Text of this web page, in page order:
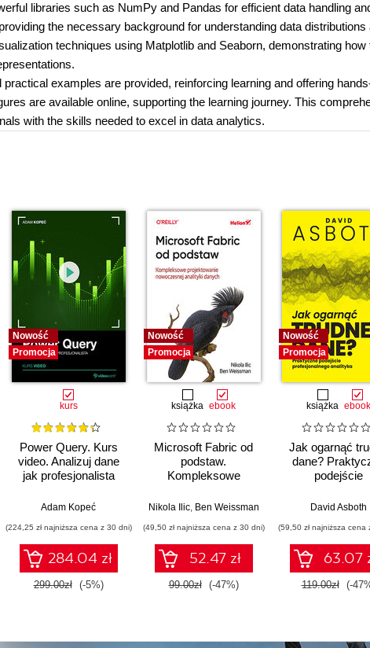
libraries such as NumPy and Pandas for efficient data handling
the necessary background for understanding data distributions
techniques using Matplotlib and Seaborn, demonstrating how
examples are provided, reinforcing learning and offering
are available online, supporting the learning journey. This
with the skills needed to excel in data analytics.
,Upom Malik, Benjamin Johnston
Nowość
Promocja
kurs
Power Query. Kurs
video. Analizuj dane
jak profesjonalista
Adam Kopeć
(224,25 zł najniższa cena z 30 dni)
284.04 zł
299.00zł (-5%)
Nowość
Promocja
książka ebook
Microsoft Fabric od
podstaw.
Kompleksowe
nowoczesnej
Nikola Ilic, Ben Weissman
(49,50 zł najniższa cena z 30 dni)
52.47 zł
99.00zł (-47%)
Nowość
Promocja
książka ebook
Jak ogarnąć
dane?
podejście
analityka
David Asboth
(59,50 zł najniższa cena
63.07
119.00zł (-